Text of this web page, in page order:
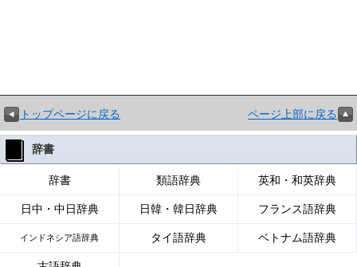
トップページに戻る ページ上部に戻る
辞書
辞書 類語辞典 英和・和英辞典
日中・中日辞典 日韓・韓日辞典 フランス語辞典
インドネシア語辞典 タイ語辞典 ベトナム語辞典